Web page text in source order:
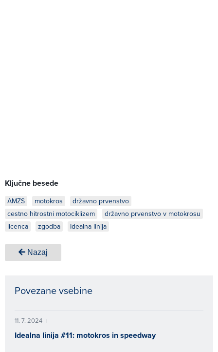
Ključne besede
AMZS motokros
državno prvenstvo
cestno hitrostni motociklizem
državno prvenstvo v motokrosu
licenca
zgodba Idealna linija
Nazaj
Povezane vsebine
11. 7. 2024 |
Idealna linija #11: motokros in speedway